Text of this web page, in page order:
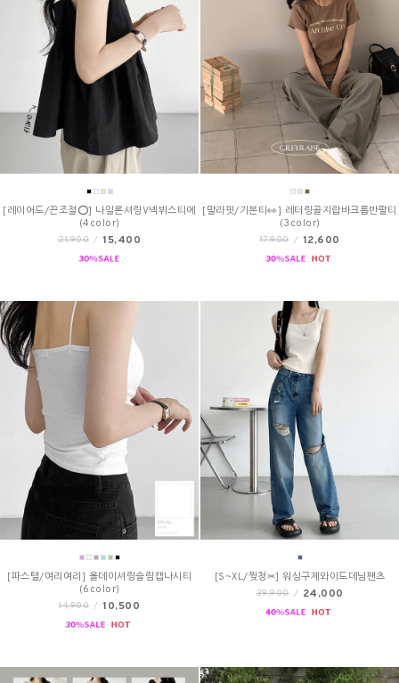
[레이어드/끈조절⭕] 나일론셔링V넥뷔스티에
(4color)
21,900 / 15,400
[말라핏/기본티👀] 레터링골지랍바크롭반팔티
(3color)
17,900 / 12,600
[파스텔/여리여리] 올데이셔링슬림캡나시티
(6color)
14,900 / 10,500
[S~XL/찢청✂] 워싱구제와이드데님팬츠
39,900 / 24,000